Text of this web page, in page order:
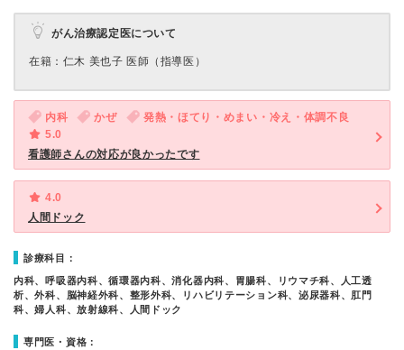
がん治療認定医について
在籍：仁木 美也⼦ 医師（指導医）
内科 かぜ
発熱・ほてり・めまい・冷え・体調不良
5.0
看護師さんの対応が良かったです
4.0
人間ドック
診療科目：
内科、呼吸器内科、循環器内科、消化器内科、胃腸科、リウマチ科、人工透
析、外科、脳神経外科、整形外科、リハビリテーション科、泌尿器科、肛門
科、婦人科、放射線科、人間ドック
専門医・資格：